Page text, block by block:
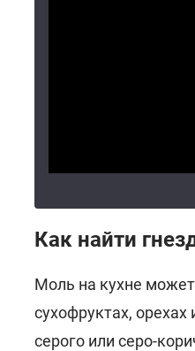
Как найти
Моль на кухне
сухофруктах,
серого или серо-